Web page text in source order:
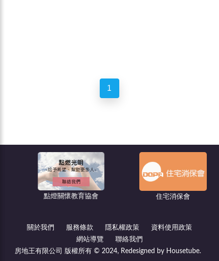
1
點燈關懷教育協會 住宅消保會
關於我們 服務條款 隱私權政策
資料使用政策
網站導覽
聯絡我們
房地王有限公司 版權所有 © 2024, Redesigned by Housetube.